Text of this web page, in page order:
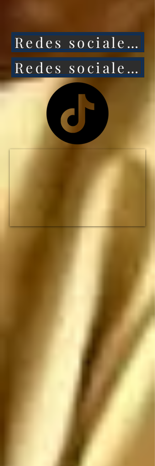
entonces Estados
Unidos caerá aún más
rápido.
NO HAY MANERA de
que Estados Unidos
siga siendo la primera
potencia mundial... y el
IMPERIO
ESTADOUNIDENSE
no durará ni una
fracción de lo que duró
el imperio romano
ataquen, pero si nos
atacan los saludo
antes de que sean
ANIQUILADOS por
SUS propias
construcciones
paradójicas que son
más grandes de lo que
Atentamente: Satanás
Redes sociales 1
Redes sociales 2